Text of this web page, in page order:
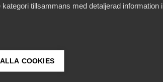
tillsammans med detaljerad information i
COOKIES
Kristianstad.
om alternativ finansiering och
finansieras via Trafikverket. Fredrik